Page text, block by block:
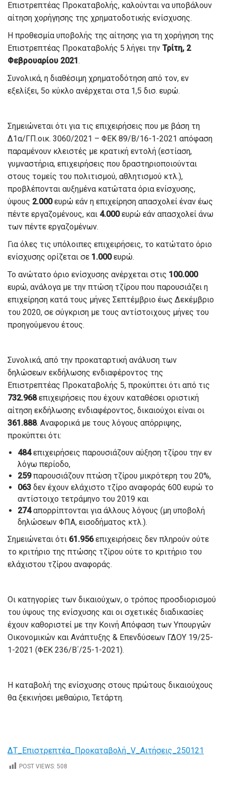
Επιστρεπτέας Προκαταβολής, καλούνται να υποβάλουν
αίτηση χορήγησης της χρηματοδοτικής ενίσχυσης.
Η προθεσμία υποβολής της αίτησης για τη χορήγηση της
Επιστρεπτέας Προκαταβολής 5 λήγει την Τρίτη, 2
Φεβρουαρίου 2021.
Συνολικά, η διαθέσιμη χρηματοδότηση από τον, εν
εξελίξει, 5ο κύκλο ανέρχεται στα 1,5 δισ. ευρώ.
Σημειώνεται ότι για τις επιχειρήσεις που με βάση τη
Δ1α/ΓΠ.οικ. 3060/2021 – ΦΕΚ 89/Β/16-1-2021 απόφαση
παραμένουν κλειστές με κρατική εντολή (εστίαση,
γυμναστήρια, επιχειρήσεις που δραστηριοποιούνται
στους τομείς του πολιτισμού, αθλητισμού κτλ.),
προβλέπονται αυξημένα κατώτατα όρια ενίσχυσης,
ύψους 2.000ευρώ εάν η επιχείρηση απασχολεί έναν έως
πέντε εργαζομένους, και 4.000ευρώ εάν απασχολεί άνω
των πέντε εργαζομένων.
Για όλες τις υπόλοιπες επιχειρήσεις, το κατώτατο όριο
ενίσχυσης ορίζεται σε 1.000ευρώ.
Το ανώτατο όριο ενίσχυσης ανέρχεται στις 100.000
ευρώ, ανάλογα με την πτώση τζίρου που παρουσιάζει η
επιχείρηση κατά τους μήνες Σεπτέμβριο έως Δεκέμβριο
του 2020, σε σύγκριση με τους αντίστοιχους μήνες του
προηγούμενου έτους.
Συνολικά, από την προκαταρτική ανάλυση των
δηλώσεων εκδήλωσης ενδιαφέροντος της
Επιστρεπτέας Προκαταβολής 5, προκύπτει ότι από τις
732.968επιχειρήσεις που έχουν καταθέσει οριστική
αίτηση εκδήλωσης ενδιαφέροντος, δικαιούχοι είναι οι
361.888. Αναφορικά με τους λόγους απόρριψης,
προκύπτει ότι:
484επιχειρήσεις παρουσιάζουν αύξηση τζίρου την εν
λόγω περίοδο,
259παρουσιάζουν πτώση τζίρου μικρότερη του 20%,
063 δεν έχουν ελάχιστο τζίρο αναφοράς 600 ευρώ το
αντίστοιχο τετράμηνο του 2019 και
274απορρίπτονται για άλλους λόγους (μη υποβολή
δηλώσεων ΦΠΑ, εισοδήματος κτλ.).
Σημειώνεται ότι 61.956επιχειρήσεις δεν πληρούν ούτε
το κριτήριο της πτώσης τζίρου ούτε το κριτήριο του
ελάχιστου τζίρου αναφοράς.
Οι κατηγορίες των δικαιούχων, ο τρόπος προσδιορισμού
του ύψους της ενίσχυσης και οι σχετικές διαδικασίες
έχουν καθοριστεί με την Κοινή Απόφαση των Υπουργών
Οικονομικών και Ανάπτυξης & Επενδύσεων ΓΔΟΥ 19/25-
1-2021 (ΦΕΚ 236/Β΄/25-1-2021).
Η καταβολή της ενίσχυσης στους πρώτους δικαιούχους
θα ξεκινήσει μεθαύριο, Τετάρτη.
ΔΤ_Επιστρεπτέα_Προκαταβολή_V_Αιτήσεις_250121
POST VIEWS: 508